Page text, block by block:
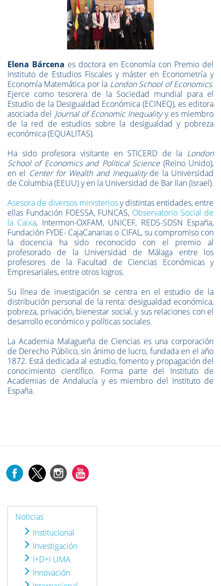
Elena Bárcena es doctora en Economía con Premio del
Instituto de Estudios Fiscales y máster en Econometría y
Economía Matemática por la London School of Economics.
Ejerce como tesorera de la Sociedad mundial para el
Estudio de la Desigualdad Económica (ECINEQ), es editora
asociada del Journal of Economic Inequalityy es miembro
de la red de estudios sobre la desigualdad y pobreza
económica (EQUALITAS).
Ha sido profesora visitante en STICERD de la London
School of Economics and Political Science(Reino Unido),
en el Center for Wealth and Inequalityde la Universidad
de Columbia (EEUU) y en la Universidad de Bar Ilan (Israel).
Asesora de diversos ministeriosy distintas entidades, entre
ellas Fundación FOESSA, FUNCAS, Observatorio Social de
la Caixa, Intermon-OXFAM, UNICEF, REDS-SDSN España,
Fundación FYDE- CajaCanarias o CIFAL, su compromiso con
la docencia ha sido reconocido con el premio al
profesorado de la Universidad de Málaga entre los
profesores de la Facultad de Ciencias Económicas y
Empresariales, entre otros logros.
Su línea de investigación se centra en el estudio de la
distribución personal de la renta: desigualdad económica,
pobreza, privación, bienestar social, y sus relaciones con el
desarrollo económico y políticas sociales.
La Academia Malagueña de Ciencias es una corporación
de Derecho Público, sin ánimo de lucro, fundada en el año
1872. Está dedicada al estudio, fomento y propagación del
conocimiento científico. Forma parte del Instituto de
Academias de Andalucía y es miembro del Instituto de
España.
Noticias
Institucional
Investigación
I+D+i UMA
Innovación